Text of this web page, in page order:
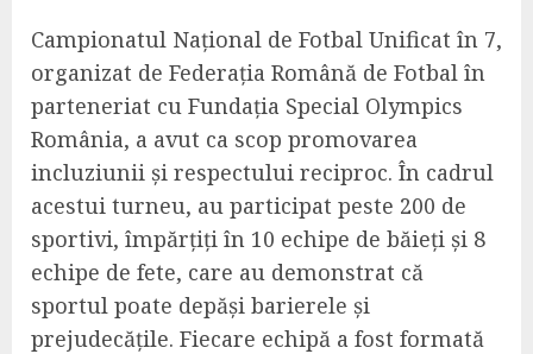
Campionatul Național de Fotbal Unificat în 7,
organizat de Federația Română de Fotbal în
parteneriat cu Fundația Special Olympics
România, a avut ca scop promovarea
incluziunii și respectului reciproc. În cadrul
acestui turneu, au participat peste 200 de
sportivi, împărțiți în 10 echipe de băieți și 8
echipe de fete, care au demonstrat că
sportul poate depăși barierele și
prejudecățile. Fiecare echipă a fost formată